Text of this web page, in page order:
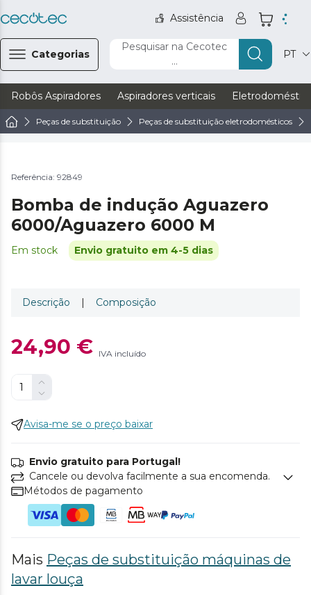
Assistência
Categorias
Pesquisar na Cecotec
...
PT
Robôs Aspiradores Aspiradores verticais
Peças de substituição Peças de substituição eletrodomésticos
Referência: 92849
Bomba de indução Aguazero
6000/Aguazero 6000 M
Em stock Envio gratuito em 4-5 dias
Descrição | Composição
24,90 € IVA incluído
Avisa-me se o preço baixar
Envio gratuito para Portugal!
Cancele ou devolva facilmente a sua encomenda.
Métodos de pagamento
Mais Peças de substituição máquinas de
lavar louça